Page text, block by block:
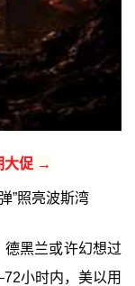
大促 →
”照亮波斯湾
德黑兰或许幻想过
小时内，美以用